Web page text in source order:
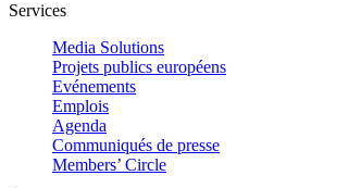
Services
Media Solutions
Projets publics européens
Evénements
Emplois
Agenda
Communiqués de presse
Members’ Circle